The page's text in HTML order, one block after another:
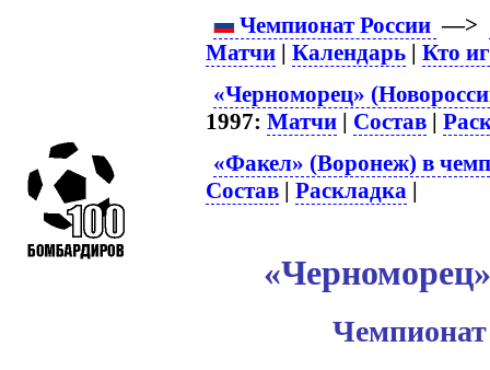
Чемпионат России —>
Матчи |Календарь |Кто
«Черноморец»
1997:Матчи | Состав |
«Факел» (Воронеж) в
Состав |Раскладка |
Чемпионат